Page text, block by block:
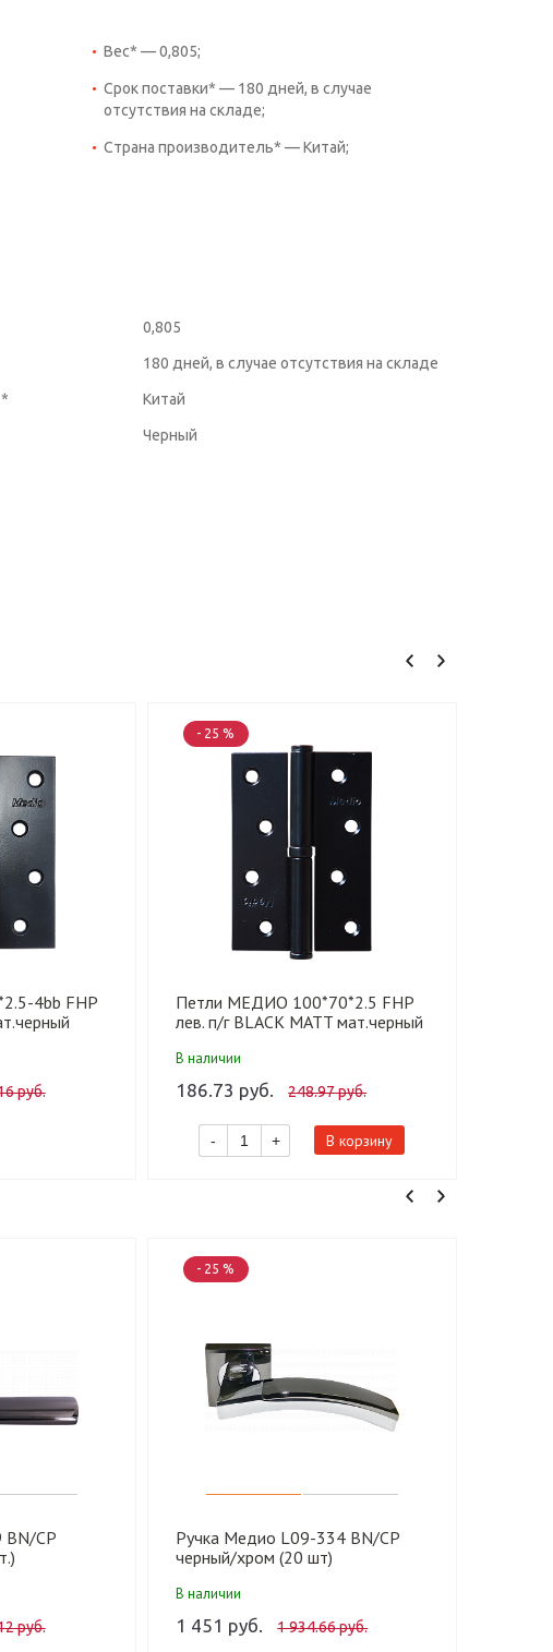
Вес* — 0,805;
Срок поставки* — 180 дней, в случае
отсутствия на складе;
Страна производитель* — Китай;
0,805
180 дней, в случае отсутствия на складе
Китай
Черный
4bb FHP
руб.
- 25 %
Петли МЕДИО 100*70*2.5 FHP
лев. п/г BLACK MATT мат.черный
В наличии
186.73 руб. 248.97 руб.
- + В корзину
BN/CP
руб.
- 25 %
Ручка Медио L09-334 BN/CP
черный/хром (20 шт)
В наличии
1 451 руб. 1 934.66 руб.